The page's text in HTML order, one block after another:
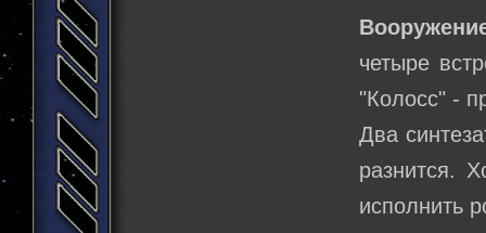
четыре
"Колосс" -
Два
разнится.
исполнить